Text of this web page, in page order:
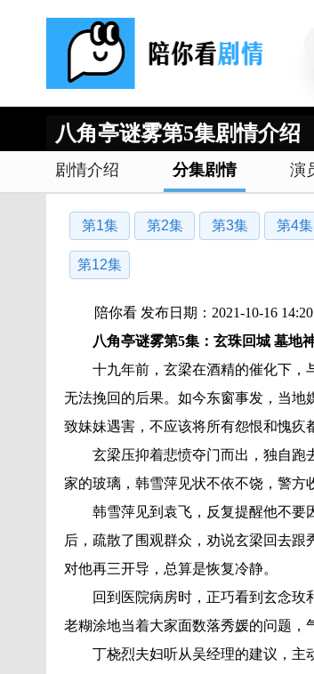
八角亭谜雾第5集剧情介绍
剧情介绍 分集剧情 演
第1集 第2集 第3集 第4集
第12集
陪你看 发布日期：2021-10-16
八角亭谜雾第5集：玄珠回城 墓地
十九年前，玄梁在酒精的催化下，与
无法挽回的后果。如今东窗事发，当地
致妹妹遇害，不应该将所有怨恨和愧疚
玄梁压抑着悲愤夺门而出，独自跑去
家的玻璃，韩雪萍见状不依不饶，警方
韩雪萍见到袁飞，反复提醒他不要因
后，疏散了围观群众，劝说玄梁回去
对他再三开导，总算是恢复冷静。
回到医院病房时，正巧看到玄念玫和
老糊涂地当着大家面数落秀媛的问题，
丁桡烈夫妇听从吴经理的建议，主动